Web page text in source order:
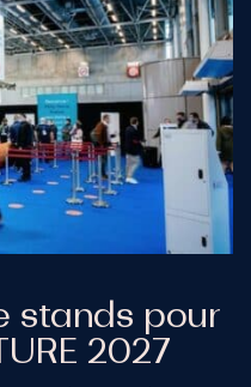
stands pour
2027